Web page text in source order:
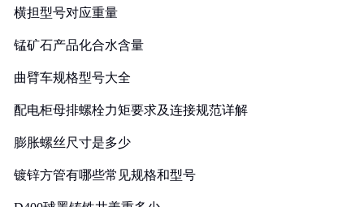
横担型号对应重量
锰矿石产品化合水含量
曲臂车规格型号大全
配电柜母排螺栓力矩要求及连接规范详解
膨胀螺丝尺寸是多少
镀锌方管有哪些常见规格和型号